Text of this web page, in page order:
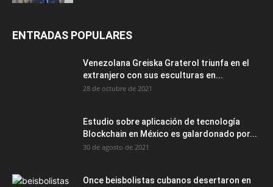
ENTRADAS POPULARES
Venezolana Greiska Graterol triunfa en el
extranjero con sus esculturas en...
28 de octubre de 2021
Estudio sobre aplicación de tecnología
Blockchain en México es galardonado por...
30 de agosto de 2021
Once beisbolistas cubanos desertaron en